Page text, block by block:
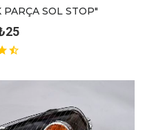
SOL STOP"